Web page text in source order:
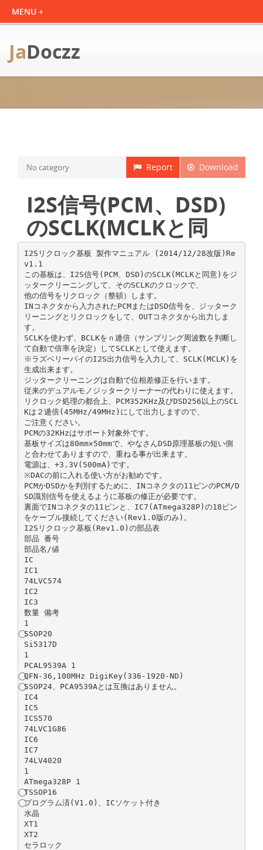
JaDoczz
Download
Report
No category
I2S信号(PCM、DSD)
のSCLK(MCLKと同
I2Sリクロック基板 製作マニュアル (2014/12/28改版)Re
v1.1
この基板は、I2S信号(PCM、DSD)のSCLK(MCLKと同意)をジ
ッタークリーニングして、そのSCLKのクロックで、
他の信号をリクロック（整頓）します。
INコネクタから入力されたPCMまたはDSD信号を、ジッターク
リーニングとリクロックをして、OUTコネクタから出力しま
す。
SCLKを使わず、BCLKをｎ逓倍（サンプリング周波数を判断し
て自動で倍率を決定）してSCLKとして使えます。
※ラズベリーパイのI2S出力信号を入力して、SCLK(MCLK)を
生成出来ます。
ジッタークリーニングは自動で位相差修正を行います。
従来のデュアルモノジッタークリーナーの代わりに使えます。
リクロック処理の都合上、PCM352KHz及びDSD256以上のSCL
Kは２逓倍(45MHz/49MHz)にして出力しますので、
ご注意ください。
PCMの32KHzはサポート対象外です。
基板サイズは80mm✕50mmで、やなさんDSD原理基板の短い側
と合わせてありますので、重ねる事が出来ます。
電源は、+3.3V(500mA)です。
※DACの前に入れる使い方がお勧めです。
PCMかDSDかを判別するために、INコネクタの11ピンのPCM/D
SD識別信号を使えるように基板の修正が必要です。
裏面でINコネクタの11ピンと、IC7(ATmega328P)の18ピン
をケーブル接続してください(Rev1.0版のみ)。
I2Sリクロック基板(Rev1.0)の部品表
部品 番号
部品名/値
IC
IC1
74LVC574
IC2
IC3
数量 備考
1
⃝SSOP20
Si5317D
1
PCAL9539A 1
⃝QFN-36,100MHz DigiKey(336-1920-ND)
⃝SSOP24、PCA9539Aとは互換はありません。
IC4
IC5
ICS570
74LVC1G86
IC6
IC7
74LV4020
1
ATmega328P 1
⃝TSSOP16
⃝プログラム済(V1.0)、ICソケット付き
水晶
XT1
XT2
セラロック